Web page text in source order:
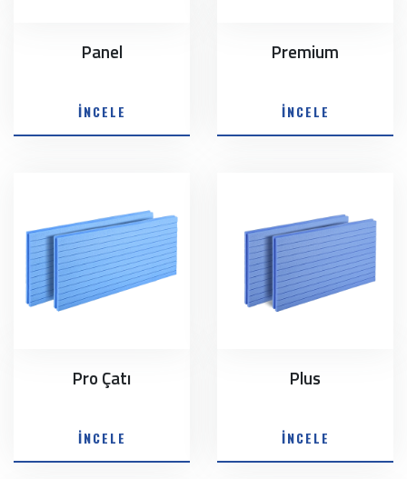
Panel
İNCELE
Premium
İNCELE
Pro Çatı
İNCELE
Plus
İNCELE